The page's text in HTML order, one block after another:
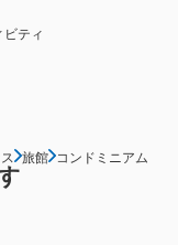
ティ
旅館 コンドミニアム